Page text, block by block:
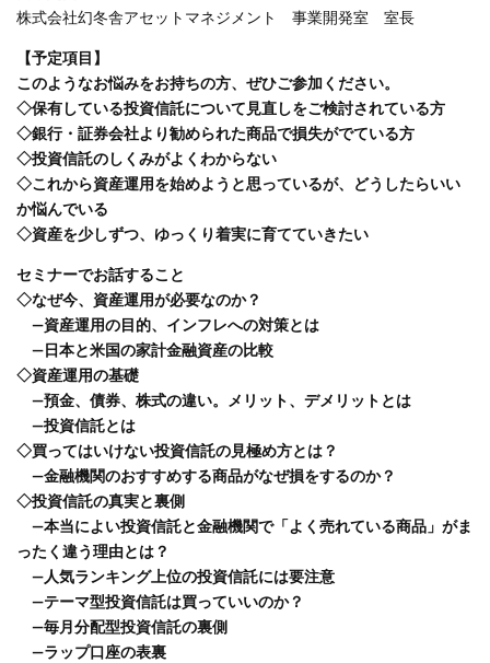
株式会社幻冬舎アセットマネジメント 事業開発室 室長
【予定項目】
このようなお悩みをお持ちの方、ぜひご参加ください。
◇保有している投資信託について見直しをご検討されている方
◇銀行・証券会社より勧められた商品で損失がでている方
◇投資信託のしくみがよくわからない
◇これから資産運用を始めようと思っているが、どうしたらいい
か悩んでいる
◇資産を少しずつ、ゆっくり着実に育てていきたい
セミナーでお話すること
◇なぜ今、資産運用が必要なのか？
―資産運用の目的、インフレへの対策とは
―日本と米国の家計金融資産の比較
◇資産運用の基礎
―預金、債券、株式の違い。メリット、デメリットとは
―投資信託とは
◇買ってはいけない投資信託の見極め方とは？
―金融機関のおすすめする商品がなぜ損をするのか？
◇投資信託の真実と裏側
―本当によい投資信託と金融機関で「よく売れている商品」がま
ったく違う理由とは？
―人気ランキング上位の投資信託には要注意
―テーマ型投資信託は買っていいのか？
―毎月分配型投資信託の裏側
―ラップ口座の表裏